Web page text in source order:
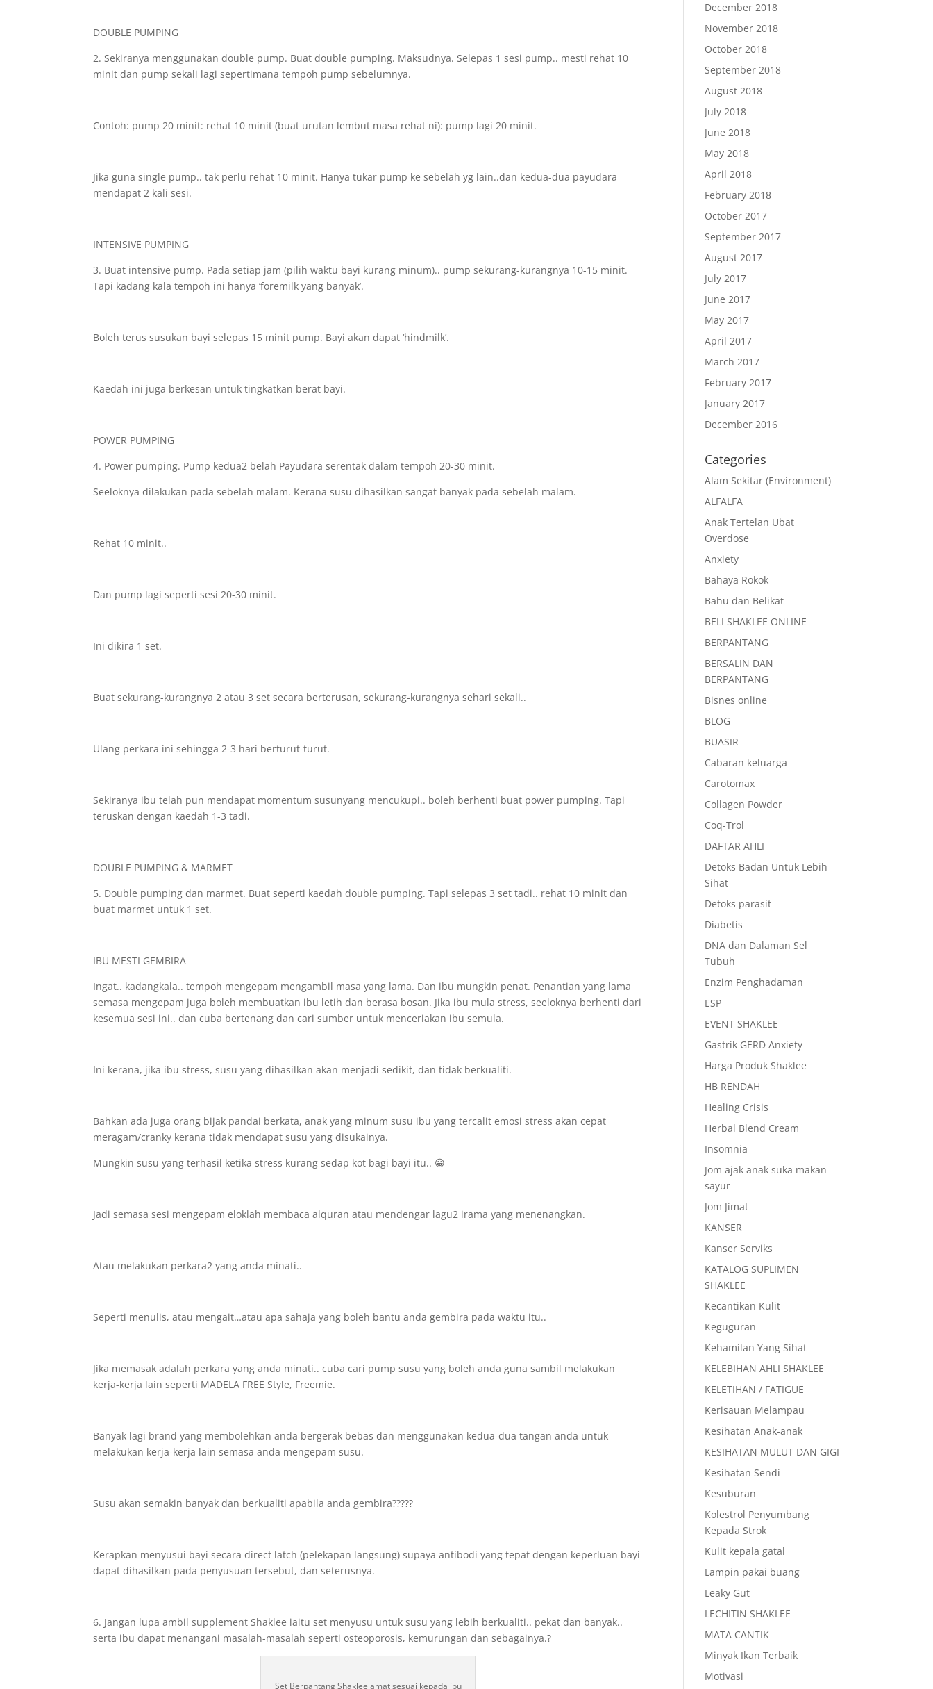
DOUBLE PUMPING
2. Sekiranya menggunakan double pump. Buat double pumping. Maksudnya. Selepas 1 sesi pump.. mesti rehat 10
minit dan pump sekali lagi sepertimana tempoh pump sebelumnya.
Contoh: pump 20 minit: rehat 10 minit (buat urutan lembut masa rehat ni): pump lagi 20 minit.
Jika guna single pump.. tak perlu rehat 10 minit. Hanya tukar pump ke sebelah yg lain..dan kedua-dua payudara
mendapat 2 kali sesi.
INTENSIVE PUMPING
3. Buat intensive pump. Pada setiap jam (pilih waktu bayi kurang minum).. pump sekurang-kurangnya 10-15 minit.
Tapi kadang kala tempoh ini hanya ‘foremilk yang banyak’.
Boleh terus susukan bayi selepas 15 minit pump. Bayi akan dapat ‘hindmilk’.
Kaedah ini juga berkesan untuk tingkatkan berat bayi.
POWER PUMPING
4. Power pumping. Pump kedua2 belah Payudara serentak dalam tempoh 20-30 minit.
Seeloknya dilakukan pada sebelah malam. Kerana susu dihasilkan sangat banyak pada sebelah malam.
Rehat 10 minit..
Dan pump lagi seperti sesi 20-30 minit.
Ini dikira 1 set.
Buat sekurang-kurangnya 2 atau 3 set secara berterusan, sekurang-kurangnya sehari sekali..
Ulang perkara ini sehingga 2-3 hari berturut-turut.
Sekiranya ibu telah pun mendapat momentum susunyang mencukupi.. boleh berhenti buat power pumping. Tapi
teruskan dengan kaedah 1-3 tadi.
DOUBLE PUMPING & MARMET
5. Double pumping dan marmet. Buat seperti kaedah double pumping. Tapi selepas 3 set tadi.. rehat 10 minit dan
buat marmet untuk 1 set.
IBU MESTI GEMBIRA
Ingat.. kadangkala.. tempoh mengepam mengambil masa yang lama. Dan ibu mungkin penat. Penantian yang lama
semasa mengepam juga boleh membuatkan ibu letih dan berasa bosan. Jika ibu mula stress, seeloknya berhenti dari
kesemua sesi ini.. dan cuba bertenang dan cari sumber untuk menceriakan ibu semula.
Ini kerana, jika ibu stress, susu yang dihasilkan akan menjadi sedikit, dan tidak berkualiti.
Bahkan ada juga orang bijak pandai berkata, anak yang minum susu ibu yang tercalit emosi stress akan cepat
meragam/cranky kerana tidak mendapat susu yang disukainya.
Mungkin susu yang terhasil ketika stress kurang sedap kot bagi bayi itu.. 😀
Jadi semasa sesi mengepam eloklah membaca alquran atau mendengar lagu2 irama yang menenangkan.
Atau melakukan perkara2 yang anda minati..
Seperti menulis, atau mengait…atau apa sahaja yang boleh bantu anda gembira pada waktu itu..
Jika memasak adalah perkara yang anda minati.. cuba cari pump susu yang boleh anda guna sambil melakukan
kerja-kerja lain seperti MADELA FREE Style, Freemie.
Banyak lagi brand yang membolehkan anda bergerak bebas dan menggunakan kedua-dua tangan anda untuk
melakukan kerja-kerja lain semasa anda mengepam susu.
Susu akan semakin banyak dan berkualiti apabila anda gembira?????
Kerapkan menyusui bayi secara direct latch (pelekapan langsung) supaya antibodi yang tepat dengan keperluan bayi
dapat dihasilkan pada penyusuan tersebut, dan seterusnya.
6. Jangan lupa ambil supplement Shaklee iaitu set menyusu untuk susu yang lebih berkualiti.. pekat dan banyak..
serta ibu dapat menangani masalah-masalah seperti osteoporosis, kemurungan dan sebagainya.?
Set Berpantang Shaklee amat sesuai kepada ibu
December 2018
November 2018
October 2018
September 2018
August 2018
July 2018
June 2018
May 2018
April 2018
February 2018
October 2017
September 2017
August 2017
July 2017
June 2017
May 2017
April 2017
March 2017
February 2017
January 2017
December 2016
Categories
Alam Sekitar (Environment)
ALFALFA
Anak Tertelan Ubat
Overdose
Anxiety
Bahaya Rokok
Bahu dan Belikat
BELI SHAKLEE ONLINE
BERPANTANG
BERSALIN DAN
BERPANTANG
Bisnes online
BLOG
BUASIR
Cabaran keluarga
Carotomax
Collagen Powder
Coq-Trol
DAFTAR AHLI
Detoks Badan Untuk Lebih
Sihat
Detoks parasit
Diabetis
DNA dan Dalaman Sel
Tubuh
Enzim Penghadaman
ESP
EVENT SHAKLEE
Gastrik GERD Anxiety
Harga Produk Shaklee
HB RENDAH
Healing Crisis
Herbal Blend Cream
Insomnia
Jom ajak anak suka makan
sayur
Jom Jimat
KANSER
Kanser Serviks
KATALOG SUPLIMEN
SHAKLEE
Kecantikan Kulit
Keguguran
Kehamilan Yang Sihat
KELEBIHAN AHLI SHAKLEE
KELETIHAN / FATIGUE
Kerisauan Melampau
Kesihatan Anak-anak
KESIHATAN MULUT DAN GIGI
Kesihatan Sendi
Kesuburan
Kolestrol Penyumbang
Kepada Strok
Kulit kepala gatal
Lampin pakai buang
Leaky Gut
LECHITIN SHAKLEE
MATA CANTIK
Minyak Ikan Terbaik
Motivasi